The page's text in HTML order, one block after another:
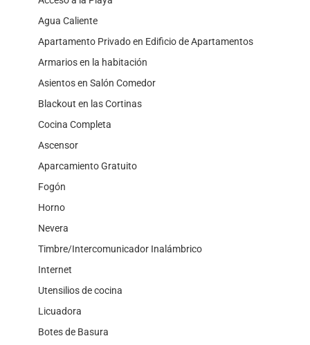
Agua Caliente
Apartamento Privado en Edificio de Apartamentos
Armarios en la habitación
Asientos en Salón Comedor
Blackout en las Cortinas
Cocina Completa
Ascensor
Aparcamiento Gratuito
Fogón
Horno
Nevera
Timbre/Intercomunicador Inalámbrico
Internet
Utensilios de cocina
Licuadora
Botes de Basura